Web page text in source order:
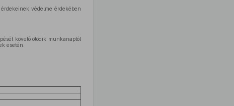
védelme érdekében
követő ötödik munkanaptól
esetén.